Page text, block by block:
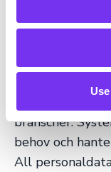
HR-
vår
branscher.
behov och
All